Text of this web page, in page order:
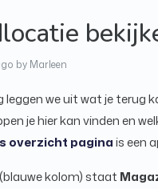
by Marleen
leggen we uit wat je terug
je hier kan vinden en
overzicht paginais een
kolom) staat